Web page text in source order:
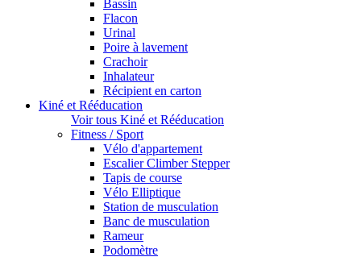
Bassin
Flacon
Urinal
Poire à lavement
Crachoir
Inhalateur
Récipient en carton
Kiné et Rééducation
Voir tous Kiné et Rééducation
Fitness / Sport
Vélo d'appartement
Escalier Climber Stepper
Tapis de course
Vélo Elliptique
Station de musculation
Banc de musculation
Rameur
Podomètre